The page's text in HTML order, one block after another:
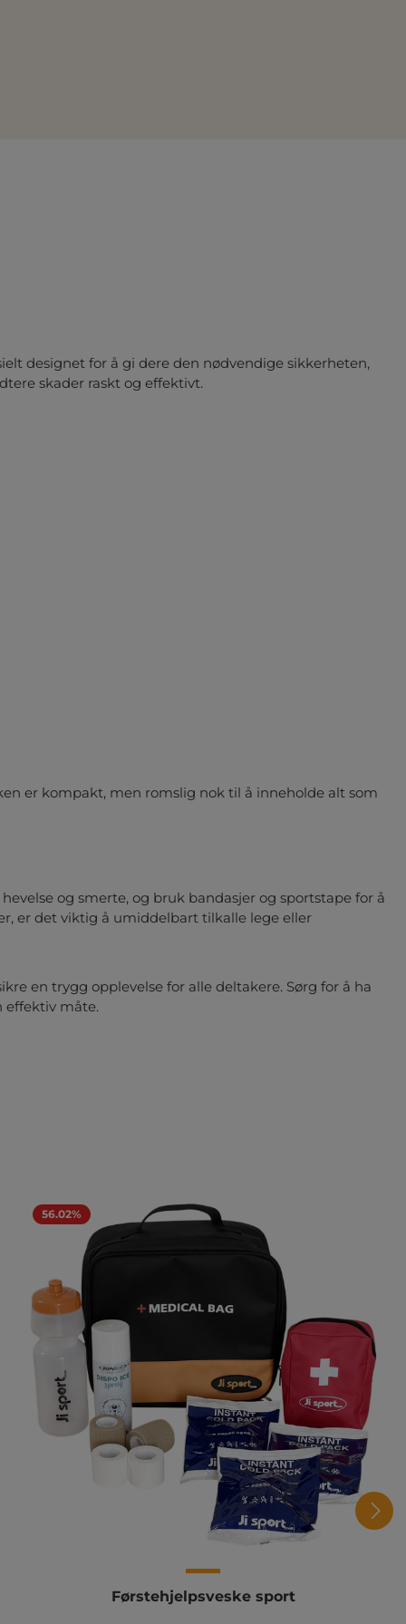
designet for å gi dere den nødvendige sikkerheten,
skader raskt og effektivt.
er kompakt, men romslig nok til å inneholde alt som
og smerte, og bruk bandasjer og sportstape for å
er det viktig å umiddelbart tilkalle lege eller
en trygg opplevelse for alle deltakere. Sørg for å ha
effektiv måte.
56.02%
Førstehjelpsveske sport